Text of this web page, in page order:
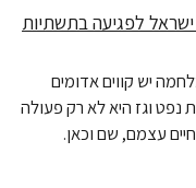
לפגיעה בתשתיות
יש קווים אדומים
נפט וגז היא לא רק פעולה
עצמם, שם וכאן.